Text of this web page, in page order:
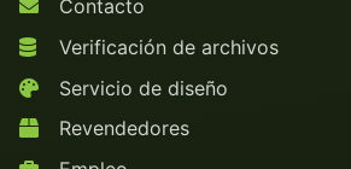
Contacto
Verificación de archivos
Servicio de diseño
Revendedores